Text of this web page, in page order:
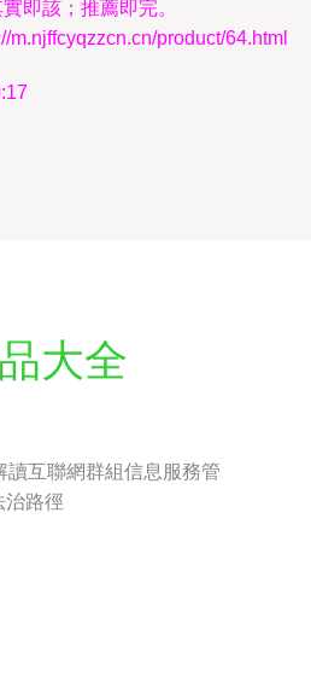
即該；推薦即完。
product/64.html
大全